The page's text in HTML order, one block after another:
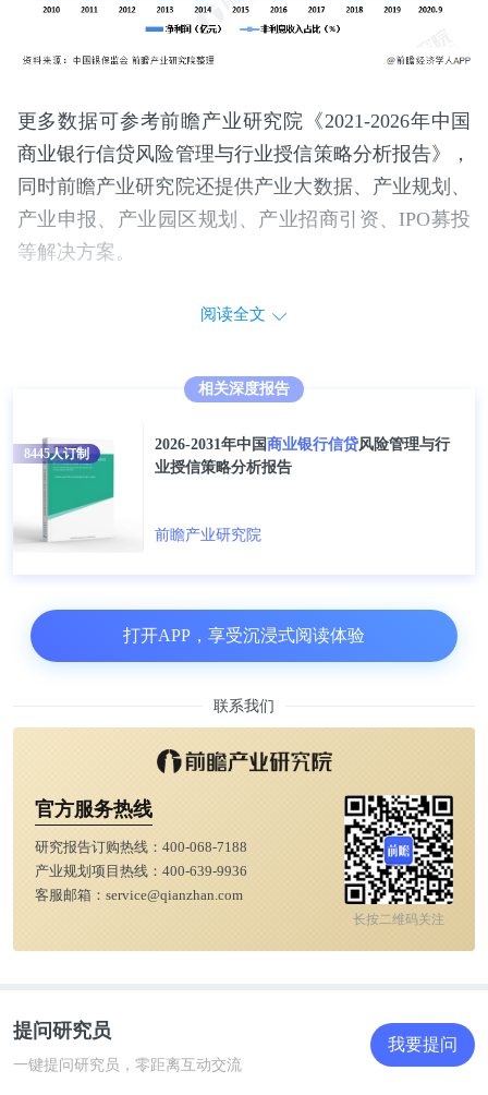
更多数据可参考前瞻产业研究院《2021-2026年中国
商业银行信贷风险管理与行业授信策略分析报告》，
同时前瞻产业研究院还提供产业大数据、产业规划、
产业申报、产业园区规划、产业招商引资、IPO募投
等解决方案。
阅读全文
相关深度报告
2026-2031年中国商业银行信贷风险管理与行
业授信策略分析报告
前瞻产业研究院
8445人订制
打开APP，享受沉浸式阅读体验
联系我们
官方服务热线
研究报告订购热线： 400-068-7188
产业规划项目热线： 400-639-9936
客服邮箱： service@qianzhan.com
长按二维码关注
提问研究员
一键提问研究员，零距离互动交流
我要提问